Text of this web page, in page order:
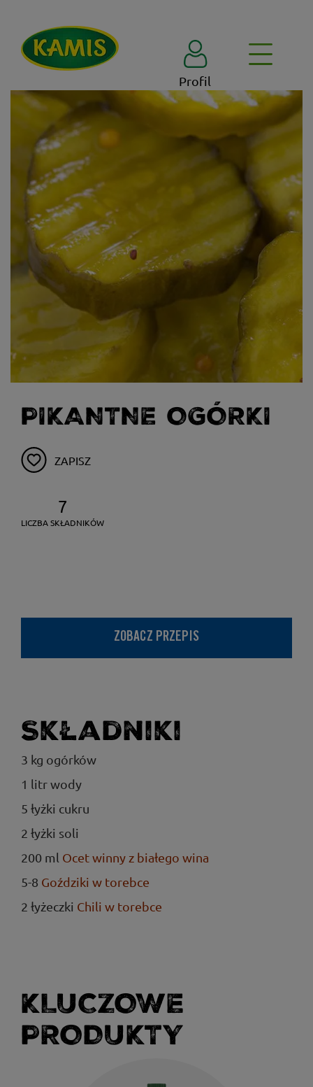
Profil
PIKANTNE OGÓRKI
ZAPISZ
7
LICZBA SKŁADNIKÓW
ZOBACZ PRZEPIS
Składniki
3 kg ogórków
1 litr wody
5 łyżki cukru
2 łyżki soli
200 ml Ocet winny z białego wina
5-8 Goździki w torebce
2 łyżeczki Chili w torebce
KLUCZOWE
PRODUKTY